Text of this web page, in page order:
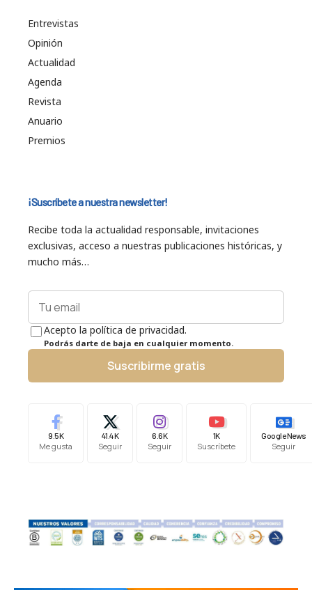
Entrevistas
Opinión
Actualidad
Agenda
Revista
Anuario
Premios
¡Suscríbete a nuestra newsletter!
Recibe toda la actualidad responsable, invitaciones
exclusivas, acceso a nuestras publicaciones históricas, y
mucho más…
Acepto la política de privacidad.
Podrás darte de baja en cualquier momento.
Suscribirme gratis
9.5K
Me gusta
41.4K
Seguir
6.6K
Seguir
1K
Suscríbete
Google News
Seguir